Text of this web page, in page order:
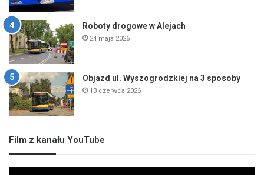
Roboty drogowe w Alejach
24 maja 2026
Objazd ul. Wyszogrodzkiej na 3 sposoby
13 czerwca 2026
Film z kanału YouTube